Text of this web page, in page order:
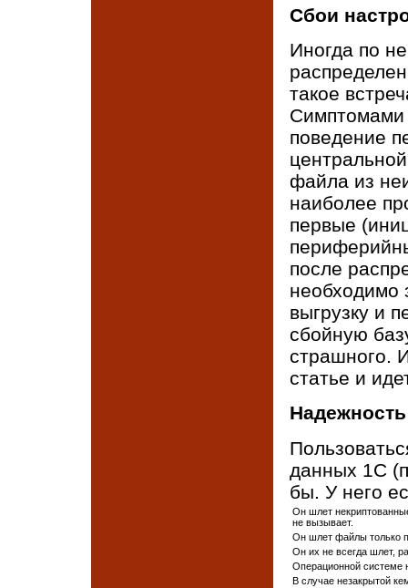
Сбои
Иногда по
такое
Симптомами
поведение
файла из
наиболее
первые
после
необходимо
выгрузку и
сбойную
страшного.
статье и
данных 1С
бы. У него
Он шлет
не вызывает.
Он шлет файлы только
Он их не всегда шлет,
Операционной системе
В случае незакрытой